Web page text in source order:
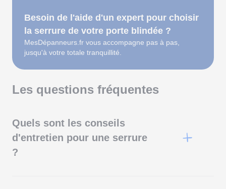
Besoin de l'aide d'un expert pour choisir
la serrure de votre porte blindée ?
MesDépanneurs.fr vous accompagne pas à pas,
jusqu'à votre totale tranquillité.
Les questions fréquentes
Quels sont les conseils
d'entretien pour une serrure
?